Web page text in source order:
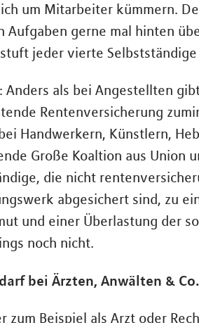
um Mitarbeiter kümmern.
Aufgaben gerne mal hinten
jeder vierte
Anders als bei Angestellten
Rentenversicherung
Handwerkern, Künstlern,
Große Koaltion aus Union
die nicht
abgesichert sind, zu
und einer Überlastung der
noch nicht.
bei Ärzten, Anwälten & Co.
zum Beispiel als Arzt oder